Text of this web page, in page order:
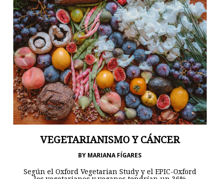
VEGETARIANISMO Y CÁNCER
BY MARIANA FÍGARES
Según el Oxford Vegetarian Study y el EPIC-Oxford